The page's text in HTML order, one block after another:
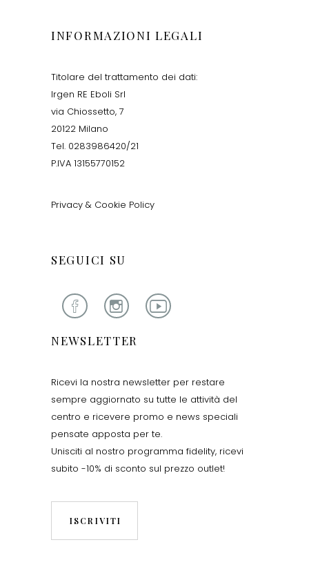
INFORMAZIONI LEGALI
Titolare del trattamento dei dati:
Irgen RE Eboli Srl
via Chiossetto, 7
20122 Milano
Tel. 0283986420/21
P.IVA 13155770152
Privacy & Cookie Policy
SEGUICI SU
NEWSLETTER
Ricevi la nostra newsletter per restare
sempre aggiornato su tutte le attività del
centro e ricevere promo e news speciali
pensate apposta per te.
Unisciti al nostro programma fidelity, ricevi
subito -10% di sconto sul prezzo outlet!
ISCRIVITI